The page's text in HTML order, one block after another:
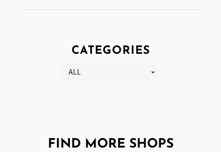
CATEGORIES
ALL
FIND MORE SHOPS